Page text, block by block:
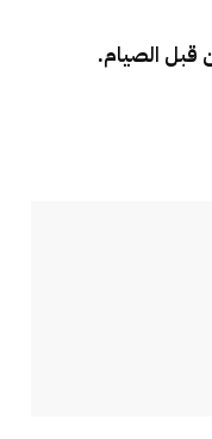
قبل الصيام.